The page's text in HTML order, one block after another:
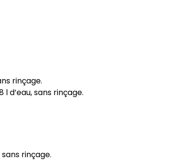
rinçage.
d’eau, sans rinçage.
rinçage.